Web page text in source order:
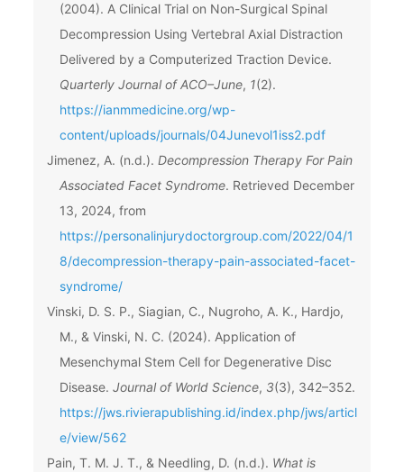
(2004). A Clinical Trial on Non-Surgical Spinal
Decompression Using Vertebral Axial Distraction
Delivered by a Computerized Traction Device.
Quarterly Journal of ACO–June, 1(2).
https://ianmmedicine.org/wp-
content/uploads/journals/04Junevol1iss2.pdf
Jimenez, A. (n.d.). Decompression Therapy For Pain
Associated Facet Syndrome. Retrieved December
13, 2024, from
https://personalinjurydoctorgroup.com/2022/04/1
8/decompression-therapy-pain-associated-facet-
syndrome/
Vinski, D. S. P., Siagian, C., Nugroho, A. K., Hardjo,
M., & Vinski, N. C. (2024). Application of
Mesenchymal Stem Cell for Degenerative Disc
Disease. Journal of World Science, 3(3), 342–352.
https://jws.rivierapublishing.id/index.php/jws/articl
e/view/562
Pain, T. M. J. T., & Needling, D. (n.d.). What is